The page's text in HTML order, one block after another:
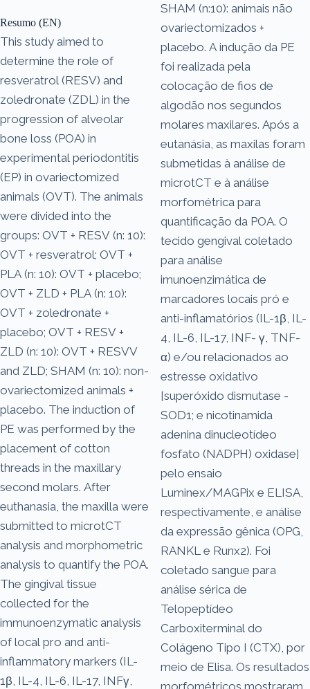
Resumo (EN)
This study aimed to
determine the role of
resveratrol (RESV) and
zoledronate (ZDL) in the
progression of alveolar
bone loss (POA) in
experimental periodontitis
(EP) in ovariectomized
animals (OVT). The animals
were divided into the
groups: OVT + RESV (n: 10):
OVT + resveratrol; OVT +
PLA (n: 10): OVT + placebo;
OVT + ZLD + PLA (n: 10):
OVT + zoledronate +
placebo; OVT + RESV +
ZLD (n: 10): OVT + RESVV
and ZLD; SHAM (n: 10): non-
ovariectomized animals +
placebo. The induction of
PE was performed by the
placement of cotton
threads in the maxillary
second molars. After
euthanasia, the maxilla were
submitted to microtCT
analysis and morphometric
analysis to quantify the POA.
The gingival tissue
collected for the
immunoenzymatic analysis
of local pro and anti-
inflammatory markers (IL-
1β, IL-4, IL-6, IL-17, INFγ,
SHAM (n:10): animais não
ovariectomizados +
placebo. A indução da PE
foi realizada pela
colocação de fios de
algodão nos segundos
molares maxilares. Após a
eutanásia, as maxilas foram
submetidas à análise de
microtCT e à análise
morfométrica para
quantificação da POA. O
tecido gengival coletado
para análise
imunoenzimática de
marcadores locais pró e
anti-inflamatórios (IL-1β, IL-
4, IL-6, IL-17, INF- γ, TNF-
α) e/ou relacionados ao
estresse oxidativo
[superóxido dismutase -
SOD1; e nicotinamida
adenina dinucleotídeo
fosfato (NADPH) oxidase]
pelo ensaio
Luminex/MAGPix e ELISA,
respectivamente, e análise
da expressão gênica (OPG,
RANKL e Runx2). Foi
coletado sangue para
análise sérica de
Telopeptídeo
Carboxiterminal do
Colágeno Tipo I (CTX), por
meio de Elisa. Os resultados
morfométricos mostraram